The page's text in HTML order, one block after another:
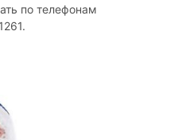
по телефонам